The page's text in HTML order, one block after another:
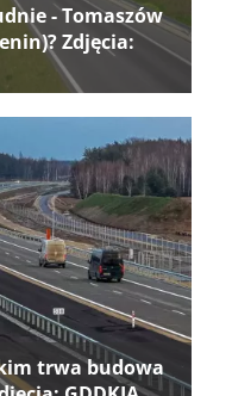
- Tomaszów
Zdjęcia:
trwa budowa